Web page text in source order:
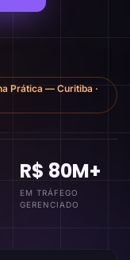
Prática — Curitiba ·
R$ 80M+
EM TRÁFEGO
GERENCIADO